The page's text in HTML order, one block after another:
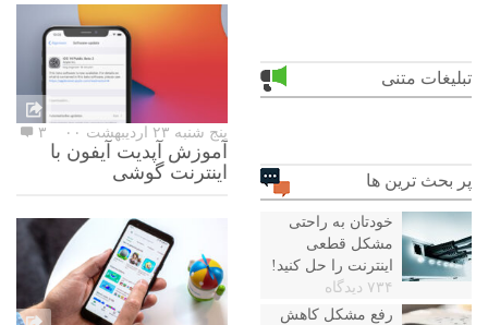
تبلیغات متنی
پر بحث ترین ها
خودتان به راحتی
مشکل قطعی
اینترنت را حل کنید!
۷۳۴ دیدگاه
رفع مشکل کاهش
پنج شنبه ۲۳ اردیبهشت ۰۰ ۳
آموزش آپدیت آیفون با
اینترنت گوشی